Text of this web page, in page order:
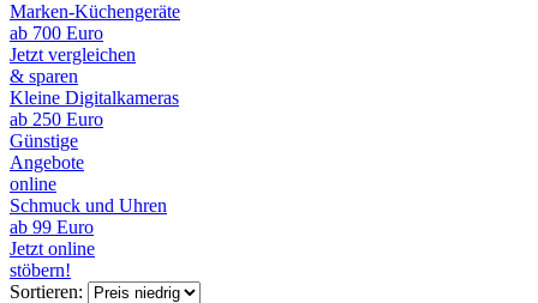
Marken-Küchengeräte
ab 700 Euro
Jetzt vergleichen
& sparen
Kleine Digitalkameras
ab 250 Euro
Günstige
Angebote
online
Schmuck und Uhren
ab 99 Euro
Jetzt online
stöbern!
Sortieren: